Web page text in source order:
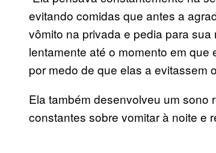
evitando comidas que antes a
vômito na privada e pedia para
lentamente até o momento em
por medo de que elas a evitassem
Ela também desenvolveu um
constantes sobre vomitar à noite e